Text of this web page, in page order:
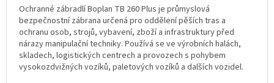
Ochranné zábradlí Boplan TB 260 Plus je průmyslová
bezpečnostní zábrana určená pro oddělení pěších tras a
ochranu osob, strojů, vybavení, zboží a infrastruktury před
nárazy manipulační techniky. Používá se ve výrobních halách,
skladech, logistických centrech a provozech s pohybem
vysokozdvižných vozíků, paletových vozíků a dalších vozidel.